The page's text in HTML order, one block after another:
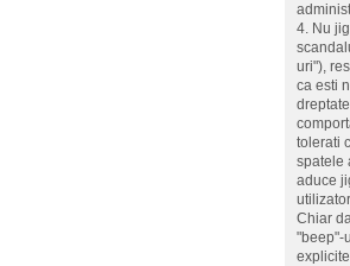
4. Nu
uri"),
ca esti
tolerati
spatele
aduce
Chiar
"beep"-